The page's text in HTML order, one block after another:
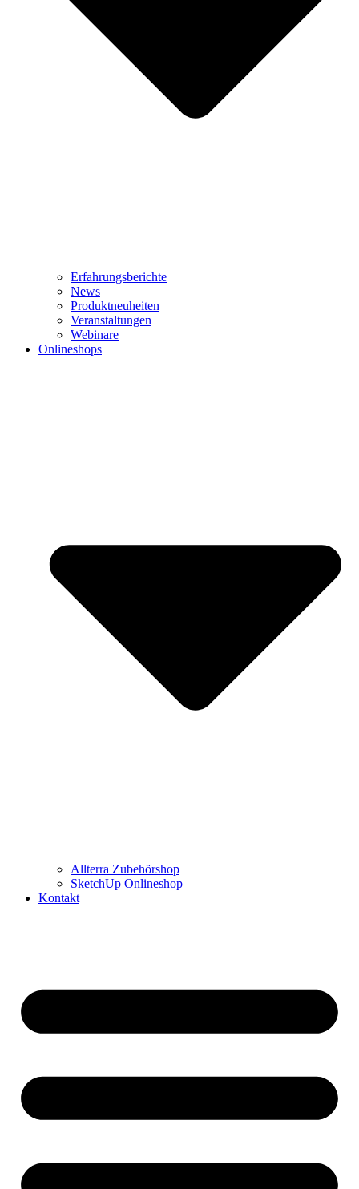
Erfahrungsberichte
News
Produktneuheiten
Veranstaltungen
Webinare
Onlineshops
Allterra Zubehörshop
SketchUp Onlineshop
Kontakt